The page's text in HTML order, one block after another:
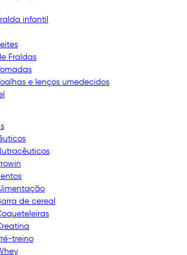
infantil
Fraldas
e lenços umedecidos
de cereal
treino